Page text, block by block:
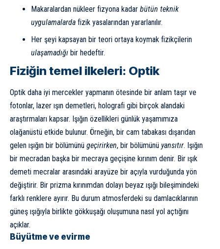
Makaralardan nükleer fizyona kadar bütün teknik
uygulamalardafizik yasalarından yararlanılır.
Her şeyi kapsayan bir teori ortaya koymak fizikçilerin
ulaşamadığı bir hedeftir.
Fiziğin temel ilkeleri: Optik
Optik daha iyi mercekler yapmanın ötesinde bir anlam taşır ve
fotonlar, lazer ışın demetleri, holografi gibi birçok alandaki
araştırmaları kapsar. Işığın özellikleri günlük yaşamımıza
olağanüstü etkide bulunur. Örneğin, bir cam tabakası dışarıdan
gelen ışığın bir bölümünü geçirirken, bir bölümünü yansıtır. Işığın
bir mecradan başka bir mecraya geçişine kırınım denir. Bir ışık
demeti mecralar arasındaki arayüze bir açıyla vurduğunda yön
değiştirir. Bir prizma kırınımdan dolayı beyaz ışığı bileşimindeki
farklı renklere ayırır. Bu durum atmosferdeki su damlacıklarının
güneş ışığıyla birlikte gökkuşağı oluşumuna nasıl yol açtığını
açıklar.
Büyütme ve evirme